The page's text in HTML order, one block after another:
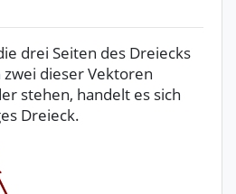
drei Seiten des Dreiecks
dieser Vektoren
stehen, handelt es sich
Dreieck.